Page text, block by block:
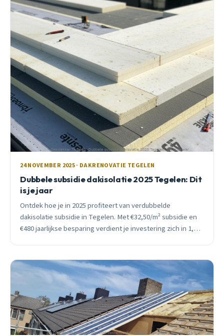
24 NOVEMBER 2025 · DAKRENOVATIE TEGELEN
Dubbele subsidie dakisolatie 2025 Tegelen: Dit
is je jaar
Ontdek hoe je in 2025 profiteert van verdubbelde
dakisolatie subsidie in Tegelen. Met €32,50/m² subsidie en
€480 jaarlijkse besparing verdient je investering zich in 1,3